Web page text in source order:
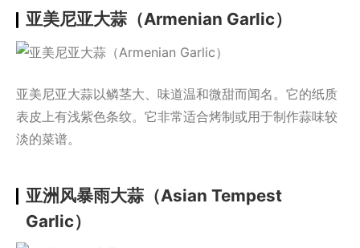
亚美尼亚大蒜（Armenian Garlic）
亚美尼亚大蒜以鳞茎大、味道温和微甜而闻名。它的纸质
表皮上有浅紫色条纹。它非常适合烤制或用于制作蒜味较
淡的菜谱。
亚洲风暴雨大蒜（Asian Tempest
Garlic）